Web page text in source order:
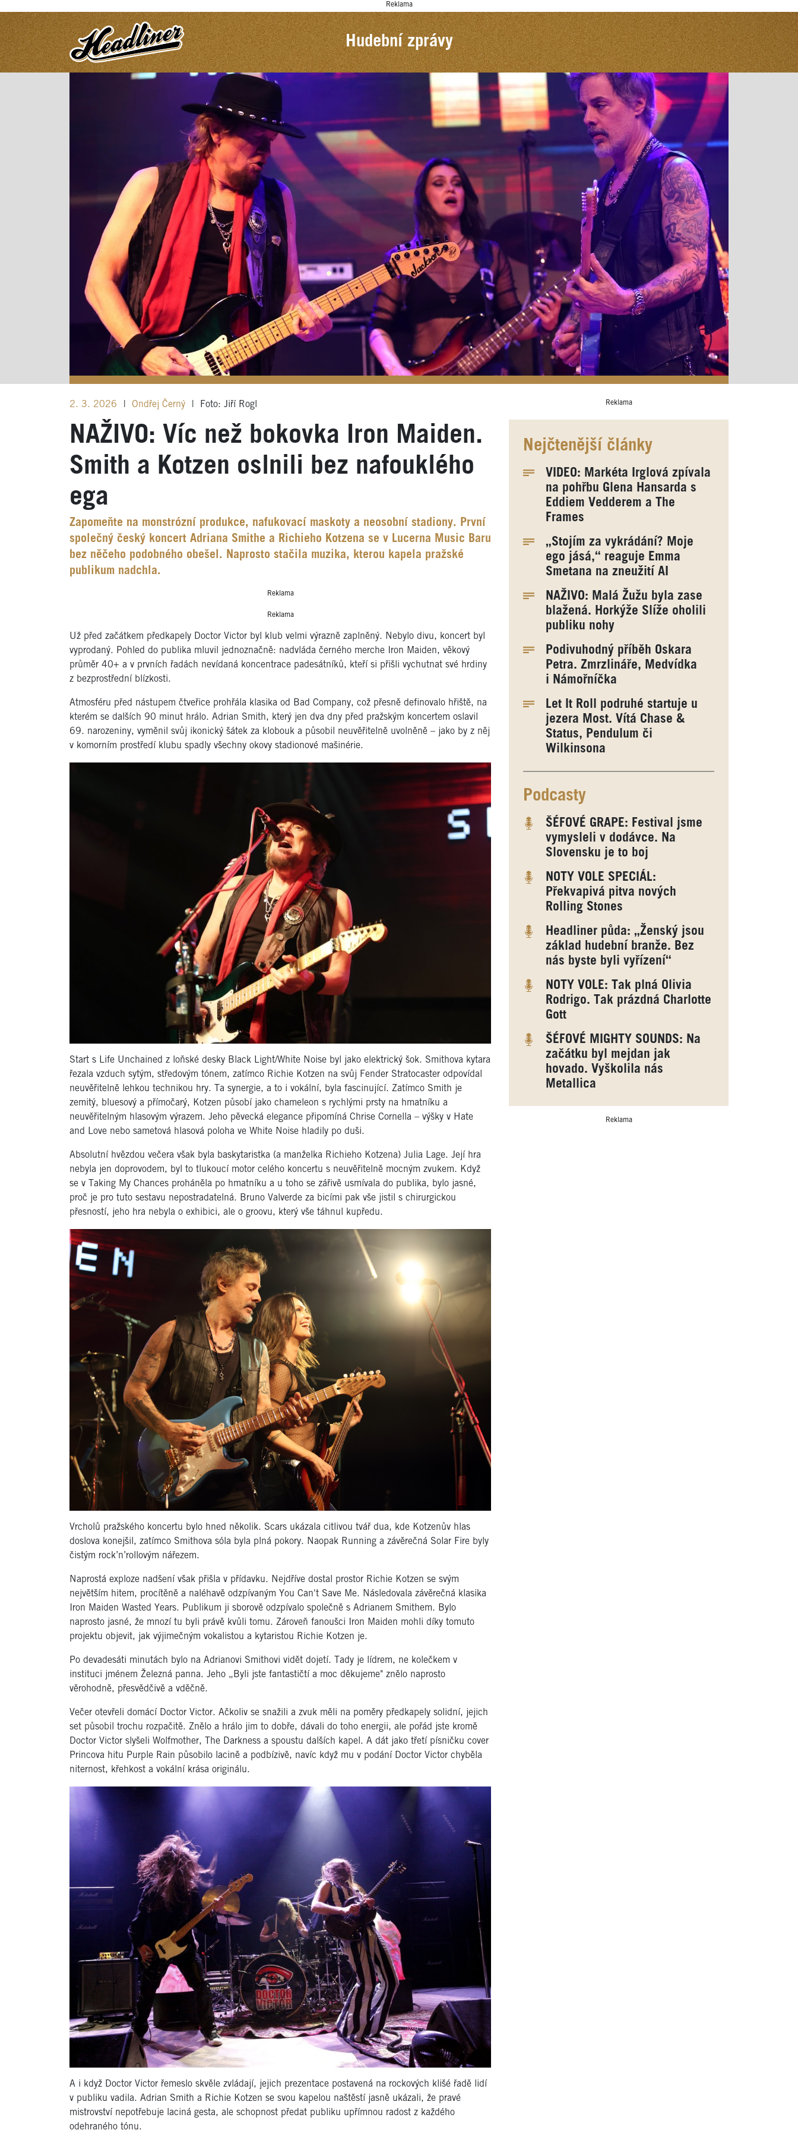
Reklama
Hudební zprávy
2. 3. 2026 Ondřej Černý Foto: Jiří Rogl
NAŽIVO: Víc než bokovka Iron Maiden.
Smith a Kotzen oslnili bez nafouklého
ega
Zapomeňte na monstrózní produkce, nafukovací maskoty a neosobní stadiony. První
společný český koncert Adriana Smithe a Richieho Kotzena se v Lucerna Music Baru
bez něčeho podobného obešel. Naprosto stačila muzika, kterou kapela pražské
publikum nadchla.
Reklama
Reklama
Už před začátkem předkapely Doctor Victor byl klub velmi výrazně zaplněný. Nebylo divu, koncert byl
vyprodaný. Pohled do publika mluvil jednoznačně: nadvláda černého merche Iron Maiden, věkový
průměr 40+ a v prvních řadách nevídaná koncentrace padesátníků, kteří si přišli vychutnat své hrdiny
z bezprostřední blízkosti.
Atmosféru před nástupem čtveřice prohřála klasika od Bad Company, což přesně definovalo hřiště, na
kterém se dalších 90 minut hrálo. Adrian Smith, který jen dva dny před pražským koncertem oslavil
69. narozeniny, vyměnil svůj ikonický šátek za klobouk a působil neuvěřitelně uvolněně – jako by z něj
v komorním prostředí klubu spadly všechny okovy stadionové mašinérie.
Start s Life Unchained z loňské desky Black Light/White Noise byl jako elektrický šok. Smithova kytara
řezala vzduch sytým, středovým tónem, zatímco Richie Kotzen na svůj Fender Stratocaster odpovídal
neuvěřitelně lehkou technikou hry. Ta synergie, a to i vokální, byla fascinující. Zatímco Smith je
zemitý, bluesový a přímočarý, Kotzen působí jako chameleon s rychlými prsty na hmatníku a
neuvěřitelným hlasovým výrazem. Jeho pěvecká elegance připomíná Chrise Cornella – výšky v Hate
and Love nebo sametová hlasová poloha ve White Noise hladily po duši.
Absolutní hvězdou večera však byla baskytaristka (a manželka Richieho Kotzena) Julia Lage. Její hra
nebyla jen doprovodem, byl to tlukoucí motor celého koncertu s neuvěřitelně mocným zvukem. Když
se v Taking My Chances proháněla po hmatníku a u toho se zářivě usmívala do publika, bylo jasné,
proč je pro tuto sestavu nepostradatelná. Bruno Valverde za bicími pak vše jistil s chirurgickou
přesností, jeho hra nebyla o exhibici, ale o groovu, který vše táhnul kupředu.
Vrcholů pražského koncertu bylo hned několik. Scars ukázala citlivou tvář dua, kde Kotzenův hlas
doslova konejšil, zatímco Smithova sóla byla plná pokory. Naopak Running a závěrečná Solar Fire byly
čistým rock’n’rollovým nářezem.
Naprostá exploze nadšení však přišla v přídavku. Nejdříve dostal prostor Richie Kotzen se svým
největším hitem, procítěně a naléhavě odzpívaným You Can't Save Me. Následovala závěrečná klasika
Iron Maiden Wasted Years. Publikum ji sborově odzpívalo společně s Adrianem Smithem. Bylo
naprosto jasné, že mnozí tu byli právě kvůli tomu. Zároveň fanoušci Iron Maiden mohli díky tomuto
projektu objevit, jak výjimečným vokalistou a kytaristou Richie Kotzen je.
Po devadesáti minutách bylo na Adrianovi Smithovi vidět dojetí. Tady je lídrem, ne kolečkem v
instituci jménem Železná panna. Jeho „Byli jste fantastičtí a moc děkujeme" znělo naprosto
věrohodně, přesvědčivě a vděčně.
Večer otevřeli domácí Doctor Victor. Ačkoliv se snažili a zvuk měli na poměry předkapely solidní, jejich
set působil trochu rozpačitě. Znělo a hrálo jim to dobře, dávali do toho energii, ale pořád jste kromě
Doctor Victor slyšeli Wolfmother, The Darkness a spoustu dalších kapel. A dát jako třetí písničku cover
Princova hitu Purple Rain působilo lacině a podbízivě, navíc když mu v podání Doctor Victor chyběla
niternost, křehkost a vokální krása originálu.
A i když Doctor Victor řemeslo skvěle zvládají, jejich prezentace postavená na rockových klišé řadě lidí
v publiku vadila. Adrian Smith a Richie Kotzen se svou kapelou naštěstí jasně ukázali, že pravé
mistrovství nepotřebuje laciná gesta, ale schopnost předat publiku upřímnou radost z každého
odehraného tónu.
Reklama
Nejčtenější články
VIDEO: Markéta Irglová zpívala
na pohřbu Glena Hansarda s
Eddiem Vedderem a The
Frames
„Stojím za vykrádání? Moje
ego jásá,“ reaguje Emma
Smetana na zneužití AI
NAŽIVO: Malá Žužu byla zase
blažená. Horkýže Slíže oholili
publiku nohy
Podivuhodný příběh Oskara
Petra. Zmrzlináře, Medvídka
i Námořníčka
Let It Roll podruhé startuje u
jezera Most. Vítá Chase &
Status, Pendulum či
Wilkinsona
Podcasty
ŠÉFOVÉ GRAPE: Festival jsme
vymysleli v dodávce. Na
Slovensku je to boj
NOTY VOLE SPECIÁL:
Překvapivá pitva nových
Rolling Stones
Headliner půda: „Ženský jsou
základ hudební branže. Bez
nás byste byli vyřízení“
NOTY VOLE: Tak plná Olivia
Rodrigo. Tak prázdná Charlotte
Gott
ŠÉFOVÉ MIGHTY SOUNDS: Na
začátku byl mejdan jak
hovado. Vyškolila nás
Metallica
Reklama